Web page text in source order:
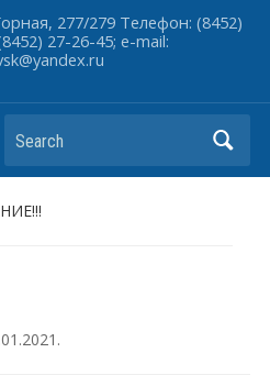
277/279 Телефон: (8452)
27-26-45; e-mail:
Search
.